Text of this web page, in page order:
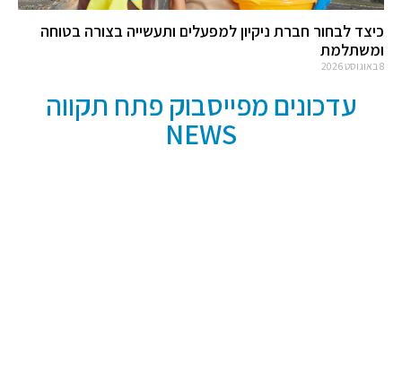
כיצד לבחור חברת ניקיון למפעלים ותעשייה בצורה בטוחה
ומשתלמת
8 באוגוסט 2026
עדכונים מפייסבוק פתח תקווה
NEWS